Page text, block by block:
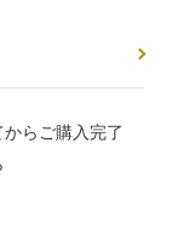
らご購入完了